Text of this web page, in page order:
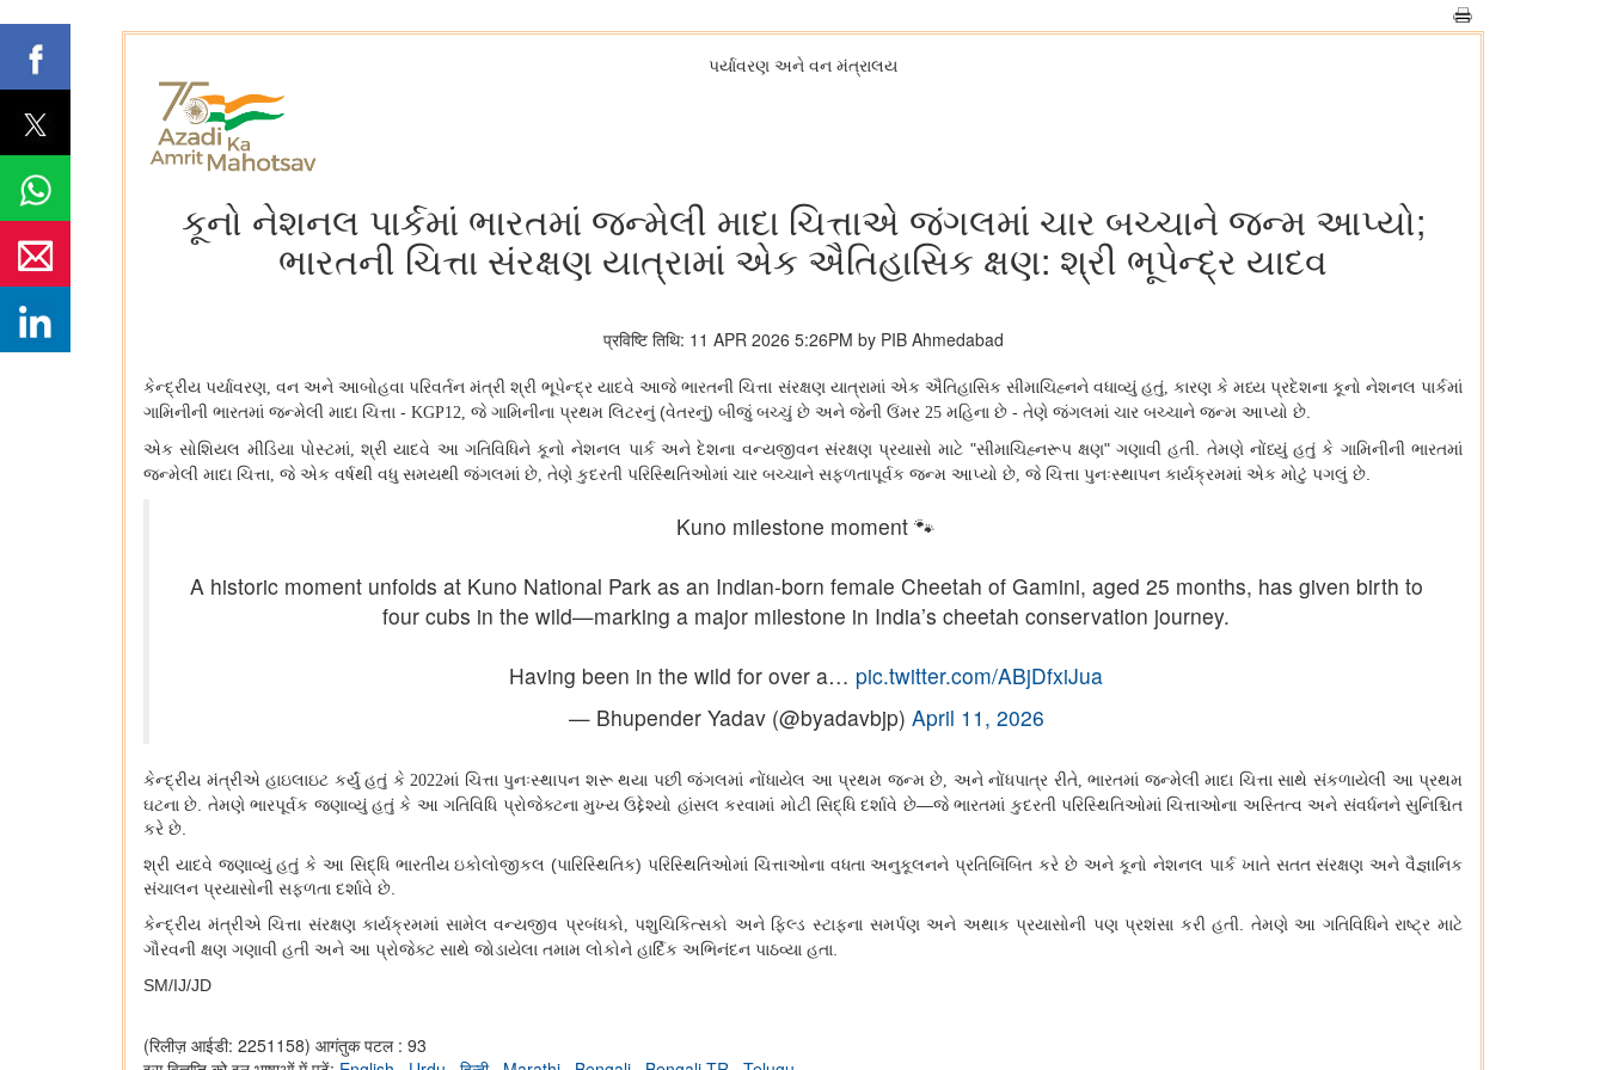
પર્યાવરણ અને વન મંત્રાલય
કૂનો નેશનલ પાર્કમાં ભારતમાં જન્મેલી માદા ચિત્તાએ જંગલમાં ચાર બચ્ચાને જન્મ આપ્યો;
ભારતની ચિત્તા સંરક્ષણ યાત્રામાં એક ઐતિહાસિક ક્ષણ: શ્રી ભૂપેન્દ્ર યાદવ
प्रविष्टि तिथि: 11 APR 2026 5:26PM by PIB Ahmedabad
કેન્દ્રીય પર્યાવરણ,વન અને આબોહવા પરિવર્તન મંત્રી શ્રી ભૂપેન્દ્ર યાદવે આજે ભારતની ચિત્તા સંરક્ષણ યાત્રામાં એક ઐતિહાસિક સીમાચિહ્નને વધાવ્યું હતું, કારણ કે મધ્ય પ્રદેશના કૂનો નેશનલ પાર્કમાં
ગામિનીની ભારતમાં જન્મેલી માદા ચિત્તા - KGP12, જે ગામિનીના પ્રથમ લિટરનું (વેતરનું) બીજું બચ્ચું છે અને જેની ઉંમર 25 મહિના છે - તેણે જંગલમાં ચાર બચ્ચાને જન્મ આપ્યો છે.
એક સોશિયલ મીડિયા પોસ્ટમાં,શ્રી યાદવે આ ગતિવિધિને કૂનો નેશનલ પાર્ક અને દેશના વન્યજીવન સંરક્ષણ પ્રયાસો માટે "સીમાચિહ્નરૂપ ક્ષણ" ગણાવી હતી. તેમણે નોંધ્યું હતું કે ગામિનીની ભારતમાં
જન્મેલી માદા ચિત્તા, જે એક વર્ષથી વધુ સમયથી જંગલમાં છે, તેણે કુદરતી પરિસ્થિતિઓમાં ચાર બચ્ચાને સફળતાપૂર્વક જન્મ આપ્યો છે, જે ચિત્તા પુનઃસ્થાપન કાર્યક્રમમાં એક મોટું પગલું છે.
Kuno milestone moment 🐾
A historic moment unfolds at Kuno National Park as an Indian-born female Cheetah of Gamini, aged 25 months, has given birth to
four cubs in the wild—marking a major milestone in India’s cheetah conservation journey.
Having been in the wild for over a… pic.twitter.com/ABjDfxiJua
— Bhupender Yadav (@byadavbjp) April 11, 2026
કેન્દ્રીય મંત્રીએ હાઇલાઇટ કર્યું હતું કે2022માં ચિત્તા પુનઃસ્થાપન શરૂ થયા પછી જંગલમાં નોંધાયેલ આ પ્રથમ જન્મ છે, અને નોંધપાત્ર રીતે,ભારતમાં જન્મેલી માદા ચિત્તા સાથે સંકળાયેલી આ પ્રથમ
ઘટના છે. તેમણે ભારપૂર્વક જણાવ્યું હતું કે આ ગતિવિધિ પ્રોજેક્ટના મુખ્ય ઉદ્દેશ્યો હાંસલ કરવામાં મોટી સિદ્ધિ દર્શાવે છે—જે ભારતમાં કુદરતી પરિસ્થિતિઓમાં ચિત્તાઓના અસ્તિત્વ અને સંવર્ધનને સુનિશ્ચિત
કરે છે.
શ્રી યાદવે જણાવ્યું હતું કે આ સિદ્ધિ ભારતીય ઇકોલોજીકલ (પારિસ્થિતિક) પરિસ્થિતિઓમાં ચિત્તાઓના વધતા અનુકૂલનને પ્રતિબિંબિત કરે છે અને કૂનો નેશનલ પાર્ક ખાતે સતત સંરક્ષણ અને વૈજ્ઞાનિક
સંચાલન પ્રયાસોની સફળતા દર્શાવે છે.
કેન્દ્રીય મંત્રીએ ચિત્તા સંરક્ષણ કાર્યક્રમમાં સામેલ વન્યજીવ પ્રબંધકો, પશુચિકિત્સકો અને ફિલ્ડ સ્ટાફના સમર્પણ અને અથાક પ્રયાસોની પણ પ્રશંસા કરી હતી. તેમણે આ ગતિવિધિને રાષ્ટ્ર માટે
ગૌરવની ક્ષણ ગણાવી હતી અને આ પ્રોજેક્ટ સાથે જોડાયેલા તમામ લોકોને હાર્દિક અભિનંદન પાઠવ્યા હતા.
SM/IJ/JD
(रिलीज़ आईडी: 2251158) आगंतुक पटल : 93